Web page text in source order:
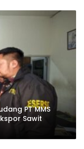
PT MMS
Sawit